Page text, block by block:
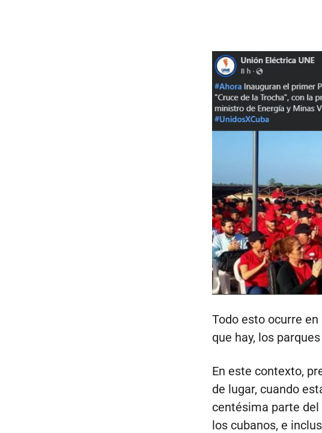
Todo esto ocurre
que hay, los
En este contexto,
de lugar, cuando
centésima parte
los cubanos, e